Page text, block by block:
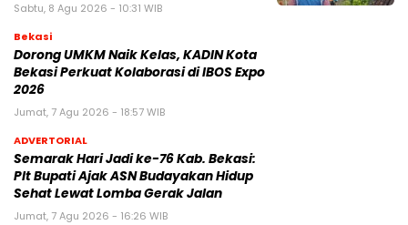
Sabtu, 8 Agu 2026 - 10:31 WIB
Bekasi
Dorong UMKM Naik Kelas, KADIN Kota
Bekasi Perkuat Kolaborasi di IBOS Expo
2026
Jumat, 7 Agu 2026 - 18:57 WIB
ADVERTORIAL
‎Semarak Hari Jadi ke-76 Kab. Bekasi:
Plt Bupati Ajak ASN Budayakan Hidup
Sehat Lewat Lomba Gerak Jalan
Jumat, 7 Agu 2026 - 16:26 WIB